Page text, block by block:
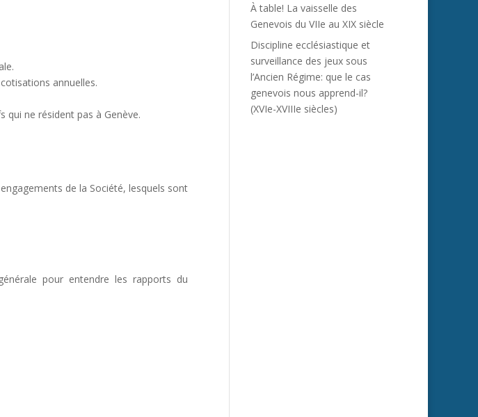
annuelles.
ne résident pas à Genève.
de la Société, lesquels sont
pour entendre les rapports du
À table! La vaisselle des
Genevois du VIIe au XIX siècle
Discipline ecclésiastique et
surveillance des jeux sous
l’Ancien Régime: que le cas
genevois nous apprend-il?
(XVIe-XVIIIe siècles)